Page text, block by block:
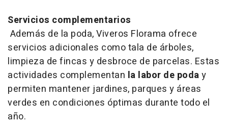
Servicios complementarios
Además de la poda, Viveros Florama ofrece
servicios adicionales como tala de árboles,
limpieza de fincas y desbroce de parcelas. Estas
actividades complementan la labor de poday
permiten mantener jardines, parques y áreas
verdes en condiciones óptimas durante todo el
año.